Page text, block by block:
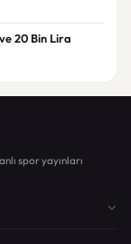
20 Bin Lira
spor yayınları